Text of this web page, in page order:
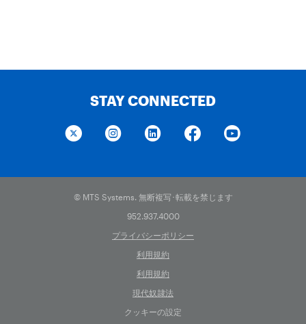
STAY CONNECTED
© MTS Systems. 無断複写･転載を禁じます
952.937.4000
プライバシーポリシー
利用規約
利用規約
現代奴隷法
クッキーの設定